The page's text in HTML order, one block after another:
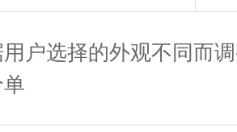
户选择的外观不同而